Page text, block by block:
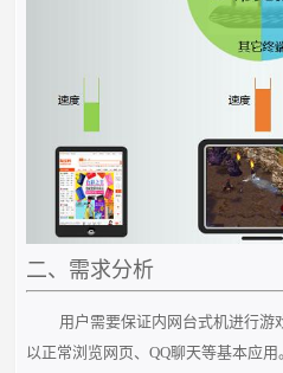
二、需求分析
用户需要保证内网台式机进行游
以正常浏览网页、QQ聊天等基本应